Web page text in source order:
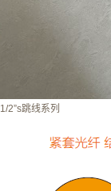
1/2”s跳线系列